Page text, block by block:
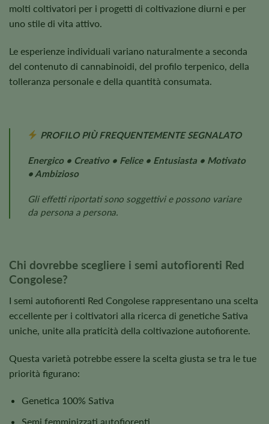
molti coltivatori per i progetti di coltivazione diurni e per
uno stile di vita attivo.
Le esperienze individuali variano naturalmente a seconda
del contenuto di cannabinoidi, del profilo terpenico, della
tolleranza personale e della quantità consumata.
PROFILO PIÙ FREQUENTEMENTE SEGNALATO
Energico • Creativo • Felice • Entusiasta • Motivato
• Ambizioso
Gli effetti riportati sono soggettivi e possono variare
da persona a persona.
Chi dovrebbe scegliere i semi autofiorenti Red
Congolese?
I semi autofiorenti Red Congolese rappresentano una scelta
eccellente per i coltivatori alla ricerca di genetiche Sativa
uniche, unite alla praticità della coltivazione autofiorente.
Questa varietà potrebbe essere la scelta giusta se tra le tue
priorità figurano:
Genetica 100% Sativa
Semi femminizzati autofiorenti